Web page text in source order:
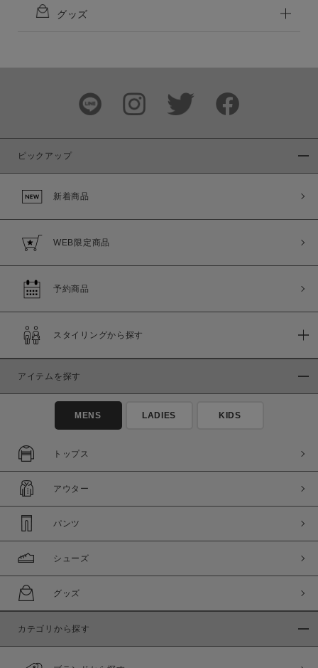
グッズ
ピックアップ
新着商品
WEB限定商品
予約商品
スタイリングから探す
アイテムを探す
MENS LADIES KIDS
トップス
アウター
パンツ
シューズ
グッズ
カテゴリから探す